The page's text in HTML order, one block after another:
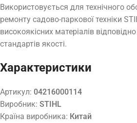
Використовується для технічного
ремонту садово-паркової техніки
високоякісних матеріалів
стандартів якості.
Характеристики
Артикул: 04216000114
Виробник: STIHL
Країна виробника: Китай